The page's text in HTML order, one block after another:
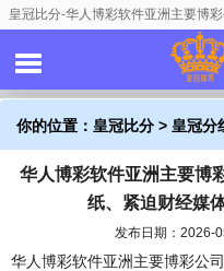
皇冠比分-华人博彩软件亚洲主要博
经媒体头版头条施行精华选录
你的位置： 皇冠比分 > 皇冠分
_10月16日国内四大证券报纸
华人博彩软件亚洲主要博
纸、紧迫财经媒
发布日期：2026-
华人博彩软件亚洲主要博彩公司